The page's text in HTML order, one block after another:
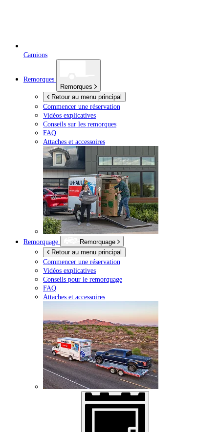
Camions
Remorques
Remorques
Retour au menu principal
Commencer une réservation
Vidéos explicatives
Conseils sur les remorques
FAQ
Attaches et accessoires
Remorquage
Remorquage
Retour au menu principal
Commencer une réservation
Vidéos explicatives
Conseils pour le remorquage
FAQ
Attaches et accessoires